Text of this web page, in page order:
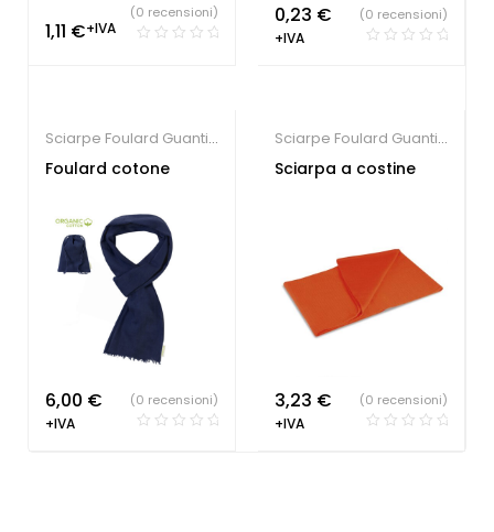
1,11 €+IVA
(0 recensioni) 0,23 €
+IVA
(0 recensioni)
Sciarpe Foulard Guanti
e Bandane
Foulard cotone
6,00 €
+IVA
(0 recensioni)
Sciarpe Foulard Guanti
e Bandane
Sciarpa a costine
3,23 €
+IVA
(0 recensioni)